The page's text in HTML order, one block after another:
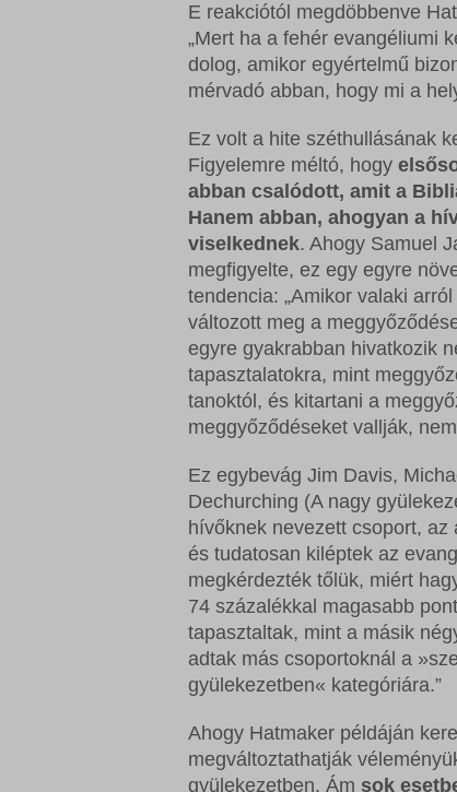
E reakciótól megdöbbenve
„Mert ha a fehér evangéliumi
dolog, amikor egyértelmű
mérvadó abban, hogy mi a
Ez volt a hite széthullásának
Figyelemre méltó, hogy
abban csalódott, amit a
Hanem abban, ahogyan a
viselkednek. Ahogy Samuel
megfigyelte, ez egy egyre
tendencia: „Amikor valaki
változott meg a
egyre gyakrabban hivatkozik
tapasztalatokra, mint
tanoktól, és kitartani a
meggyőződéseket vallják,
Ez egybevág Jim Davis,
Dechurching (A nagy
hívőknek nevezett csoport,
és tudatosan kiléptek az
megkérdezték tőlük, miért
74 százalékkal magasabb
tapasztaltak, mint a másik
adtak más csoportoknál a
gyülekezetben« kategóriára.”
Ahogy Hatmaker példáján
megváltoztathatják
gyülekezetben. Ám sok